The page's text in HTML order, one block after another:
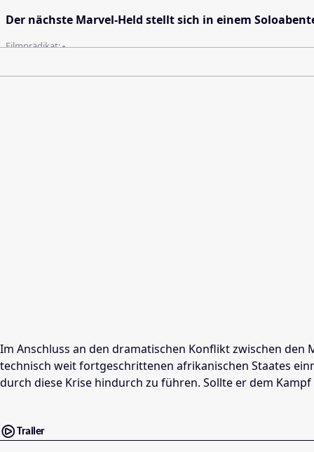
Der nächste Marvel-Held stellt sich in einem
Filmprädikat:-
Im Anschluss an den dramatischen Konflikt zwischen den
technisch weit fortgeschrittenen afrikanischen Staates
durch diese Krise hindurch zu führen. Sollte er dem
Trailer